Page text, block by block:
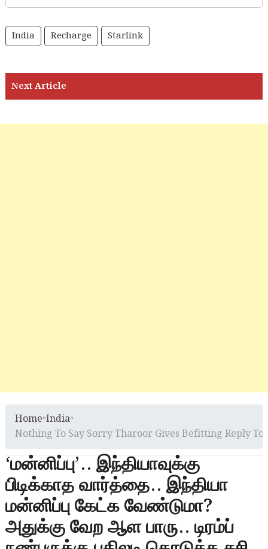
India Recharge Starlink
Home»India»
Nothing To Say Sorry Tharoor Gives Befitting Reply
‘மன்னிப்பு’.. இந்தியாவுக்கு
பிடிக்காத வார்த்தை.. இந்தியா
மன்னிப்பு கேட்க வேண்டுமா?
அதுக்கு வேற ஆள பாரு.. டிரம்ப்